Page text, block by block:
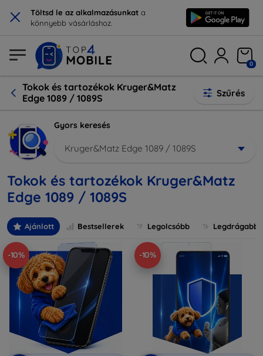
× Töltsd le az alkalmazásunkat a
könnyebb vásárláshoz.
0
Tokok és tartozékok Kruger&Matz
Edge 1089 / 1089S
Szűrés
Gyors keresés
Kruger&Matz Edge 1089 / 1089S
Tokok és tartozékok Kruger&Matz
Edge 1089 / 1089S
Ajánlott Bestsellerek Legolcsóbb Legdrágabb
-10% -10%